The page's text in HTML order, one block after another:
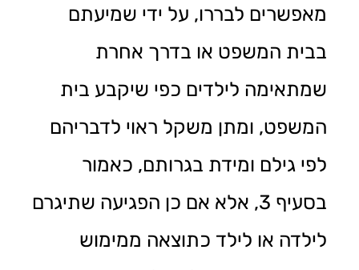
מאפשרים לבררו, על ידי שמיעתם
בבית המשפט או בדרך אחרת
שמתאימה לילדים כפי שיקבע בית
המשפט, ומתן משקל ראוי לדבריהם
לפי גילם ומידת בגרותם, כאמור
בסעיף 3, אלא אם כן הפגיעה שתיגרם
לילדה או לילד כתוצאה ממימוש